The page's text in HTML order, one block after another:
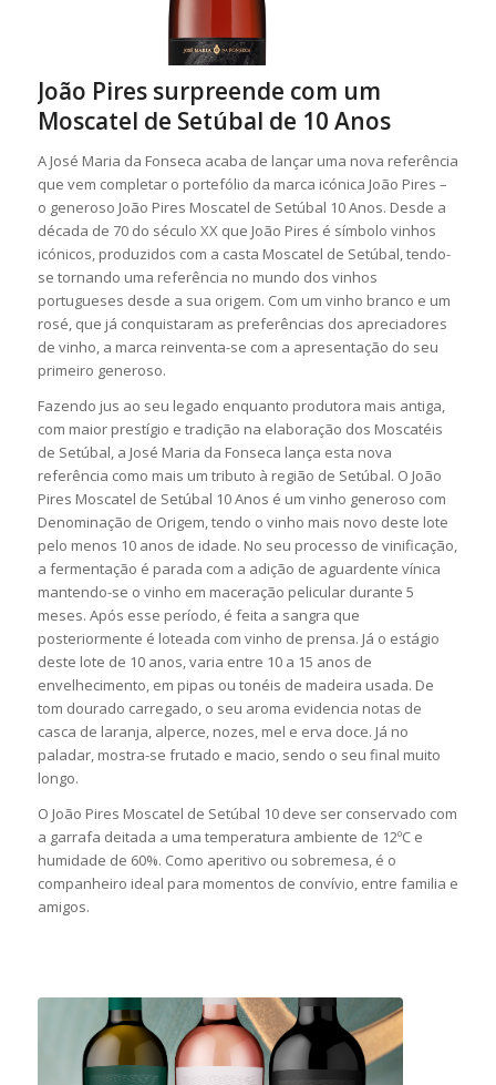
João Pires surpreende com um
Moscatel de Setúbal de 10 Anos
A José Maria da Fonseca acaba de lançar uma nova referência
que vem completar o portefólio da marca icónica João Pires –
o generoso João Pires Moscatel de Setúbal 10 Anos. Desde a
década de 70 do século XX que João Pires é símbolo vinhos
icónicos, produzidos com a casta Moscatel de Setúbal, tendo-
se tornando uma referência no mundo dos vinhos
portugueses desde a sua origem. Com um vinho branco e um
rosé, que já conquistaram as preferências dos apreciadores
de vinho, a marca reinventa-se com a apresentação do seu
primeiro generoso.
Fazendo jus ao seu legado enquanto produtora mais antiga,
com maior prestígio e tradição na elaboração dos Moscatéis
de Setúbal, a José Maria da Fonseca lança esta nova
referência como mais um tributo à região de Setúbal. O João
Pires Moscatel de Setúbal 10 Anos é um vinho generoso com
Denominação de Origem, tendo o vinho mais novo deste lote
pelo menos 10 anos de idade. No seu processo de vinificação,
a fermentação é parada com a adição de aguardente vínica
mantendo-se o vinho em maceração pelicular durante 5
meses. Após esse período, é feita a sangra que
posteriormente é loteada com vinho de prensa. Já o estágio
deste lote de 10 anos, varia entre 10 a 15 anos de
envelhecimento, em pipas ou tonéis de madeira usada. De
tom dourado carregado, o seu aroma evidencia notas de
casca de laranja, alperce, nozes, mel e erva doce. Já no
paladar, mostra-se frutado e macio, sendo o seu final muito
longo.
O João Pires Moscatel de Setúbal 10 deve ser conservado com
a garrafa deitada a uma temperatura ambiente de 12ºC e
humidade de 60%. Como aperitivo ou sobremesa, é o
companheiro ideal para momentos de convívio, entre familia e
amigos.